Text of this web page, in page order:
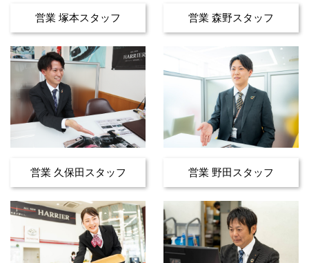
営業 塚本スタッフ 営業 森野スタッフ
営業 久保田スタッフ 営業 野田スタッフ